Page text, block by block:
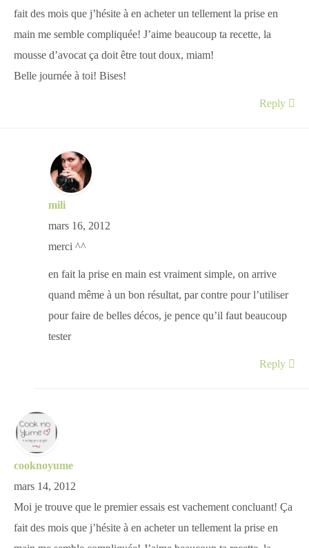
fait des mois que j’hésite à en acheter un tellement la prise en
main me semble compliquée! J’aime beaucoup ta recette, la
mousse d’avocat ça doit être tout doux, miam!
Belle journée à toi! Bises!
Reply
mili
mars 16, 2012
merci ^^
en fait la prise en main est vraiment simple, on arrive
quand même à un bon résultat, par contre pour l’utiliser
pour faire de belles décos, je pence qu’il faut beaucoup
tester
Reply
cooknoyume
mars 14, 2012
Moi je trouve que le premier essais est vachement concluant! Ça
fait des mois que j’hésite à en acheter un tellement la prise en